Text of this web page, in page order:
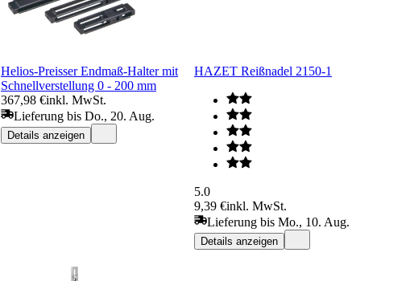
Helios-Preisser Endmaß-Halter mit
Schnellverstellung 0 - 200 mm
367,98 €inkl. MwSt.
Lieferung bis Do., 20. Aug.
Details anzeigen
HAZET Reißnadel 2150-1
5.0
9,39 €inkl. MwSt.
Lieferung bis Mo., 10. Aug.
Details anzeigen